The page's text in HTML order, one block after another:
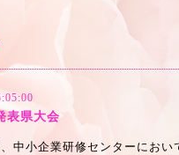
表県大会
中小企業研修センターにおい